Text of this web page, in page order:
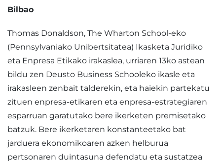
Bilbao
Thomas Donaldson, The Wharton School-eko
(Pennsylvaniako Unibertsitatea) Ikasketa Juridiko
eta Enpresa Etikako irakaslea, urriaren 13ko astean
bildu zen Deusto Business Schooleko ikasle eta
irakasleen zenbait talderekin, eta haiekin partekatu
zituen enpresa-etikaren eta enpresa-estrategiaren
esparruan garatutako bere ikerketen premisetako
batzuk. Bere ikerketaren konstanteetako bat
jarduera ekonomikoaren azken helburua
pertsonaren duintasuna defendatu eta sustatzea